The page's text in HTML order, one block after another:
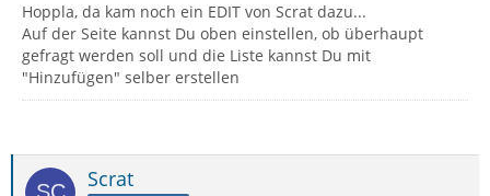
Hoppla, da kam noch ein EDIT von Scrat dazu...
Auf der Seite kannst Du oben einstellen, ob überhaupt
gefragt werden soll und die Liste kannst Du mit
"Hinzufügen" selber erstellen
Scrat